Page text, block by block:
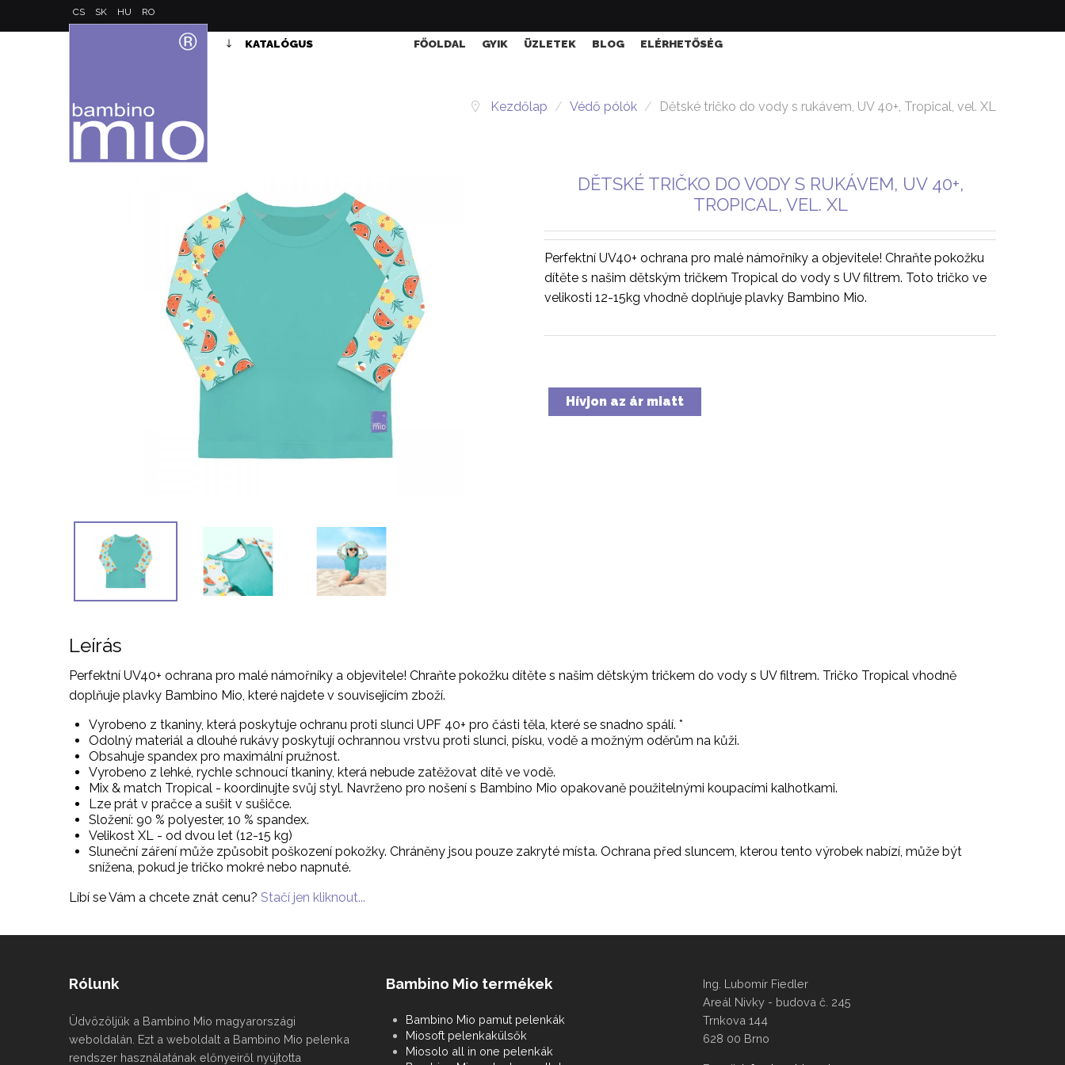
CS SK HU RO
KATALÓGUS FŐOLDAL GYIK ÜZLETEK BLOG ELÉRHETŐSÉG
Kezdőlap / Védő pólók / Dětské tričko do vody s rukávem, UV 40+, Tropical, vel. XL
DĚTSKÉ TRIČKO DO VODY S RUKÁVEM, UV 40+,
TROPICAL, VEL. XL
Perfektní UV40+ ochrana pro malé námořníky a objevitele! Chraňte pokožku
dítěte s našim dětským tričkem Tropical do vody s UV filtrem. Toto tričko ve
velikosti 12-15kg vhodně doplňuje plavky Bambino Mio.
Hívjon az ár miatt
Leírás
Perfektní UV40+ ochrana pro malé námořníky a objevitele! Chraňte pokožku dítěte s našim dětským tričkem do vody s UV filtrem. Tričko Tropical vhodně
doplňuje plavky Bambino Mio, které najdete v souvisejícím zboží.
Vyrobeno z tkaniny, která poskytuje ochranu proti slunci UPF 40+ pro části těla, které se snadno spálí. *
Odolný materiál a dlouhé rukávy poskytují ochrannou vrstvu proti slunci, písku, vodě a možným oděrům na kůži.
Obsahuje spandex pro maximální pružnost.
Vyrobeno z lehké, rychle schnoucí tkaniny, která nebude zatěžovat dítě ve vodě.
Mix & match Tropical - koordinujte svůj styl. Navrženo pro nošení s Bambino Mio opakovaně použitelnými koupacími kalhotkami.
Lze prát v pračce a sušit v sušičce.
Složení: 90 % polyester, 10 % spandex.
Velikost XL - od dvou let (12-15 kg)
Sluneční záření může způsobit poškození pokožky. Chráněny jsou pouze zakryté místa. Ochrana před sluncem, kterou tento výrobek nabízí, může být
snížena, pokud je tričko mokré nebo napnuté.
Líbí se Vám a chcete znát cenu? Stačí jen kliknout...
Rólunk
Üdvözöljük a Bambino Mio magyarországi
weboldalán. Ezt a weboldalt a Bambino Mio pelenka
rendszer használatának előnyeiről nyújtotta
Bambino Mio termékek
Bambino Mio pamut pelenkák
Miosoft pelenkakülsők
Miosolo all in one pelenkák
Ing. Lubomír Fiedler
Areál Nivky - budova č. 245
Trnkova 144
628 00 Brno